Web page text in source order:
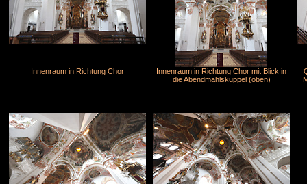
Innenraum in Richtung Chor
Innenraum in Richtung Chor mit Blick in
die Abendmahlskuppel (oben)